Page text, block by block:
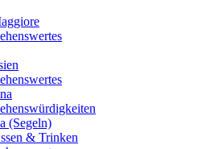
(Segeln)
& Trinken